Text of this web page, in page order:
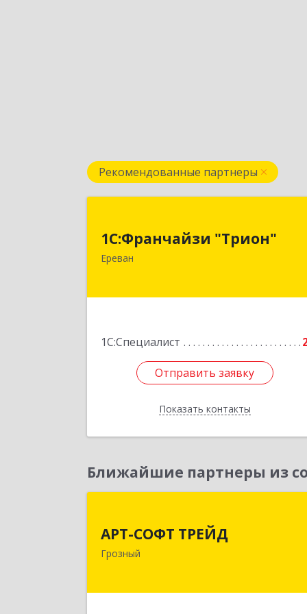
Рекомендованные партнеры
1С:Франчайзи "Трион"
Ереван
1С:Специалист
Отправить заявку
Показать контакты
Армения, Ереван, ул. Наири Заряна
Отправить заявку
Назад
Ближайшие партнеры из
АРТ-СОФТ ТРЕЙД
Грозный
364013, Чеченская Респ, Грозный г,